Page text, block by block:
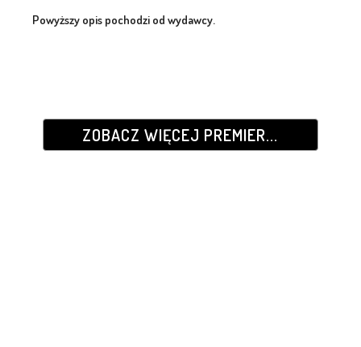
Powyższy opis pochodzi od wydawcy.
ZOBACZ WIĘCEJ PREMIER...